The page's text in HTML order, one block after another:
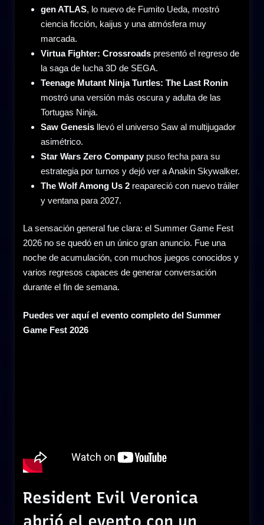
gen ATLAS, lo nuevo de Fumito Ueda, mostró
ciencia ficción, kaijus y una atmósfera muy
marcada.
Virtua Fighter: Crossroads presentó el regreso de
la saga de lucha 3D de SEGA.
Teenage Mutant Ninja Turtles: The Last Ronin
mostró una versión más oscura y adulta de las
Tortugas Ninja.
Saw Genesis llevó el universo Saw al multijugador
asimétrico.
Star Wars Zero Companypuso fecha para su
estrategia por turnos y dejó ver a Anakin Skywalker.
The Wolf Among Us 2 reapareció con nuevo tráiler
y ventana para 2027.
La sensación general fue clara: el Summer Game Fest
2026 no se quedó en un único gran anuncio. Fue una
noche de acumulación, con muchos juegos conocidos y
varios regresos capaces de generar conversación
durante el fin de semana.
Puedes ver aquí el evento completo del Summer
Game Fest 2026
Resident Evil Veronica